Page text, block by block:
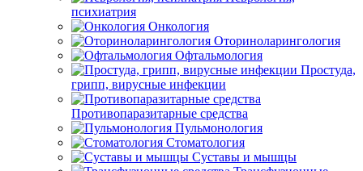
психиатрия
Онкология
Оториноларингология
Офтальмология
Простуда,
грипп, вирусные инфекции
Противопаразитарные средства
Пульмонология
Стоматология
Суставы и мышцы